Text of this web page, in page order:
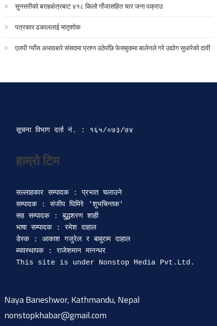
सुनसरीको बराहक्षेत्रबाट ४१८ किलो गाँजासहित चार जना पक्राउ
पत्रकार ढकाललाई मातृशोक
एलपी ग्याँस अभावबारे संसदमा प्रश्न उठेपछि फेसबुकमा बालेनले गरे उद्योग सुधारेको दावी
सूचना विभाग दर्ता‍ नं. : १६५/०७३/७४
हाम्रो टिम
सल्लाहकार सम्पादक : प्रभात चलाउने
सम्पादक : संजीप घिमिरे 'शुभचिन्तक'
सह सम्पादक : बुद्धशरण शाही
भाषा सम्पादक : रमेश दाहाल
डेस्क : आकाश गजुरेल र बाबुराम दाहाल
ब्यवस्थापक : राजेशमान मानन्धर
Naya Baneshwor, Kathmandu, Nepal
nonstopkhabar@gmail.com